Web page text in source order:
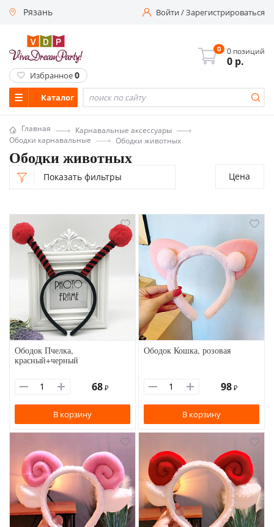
Рязань Войти/Зарегистрироваться
Каталог
0 0 позиций
0 р.
Избранное0
Главная
Карнавальные аксессуары
Ободки карнавальные
Ободки животных
Ободки животных
Показать фильтры Цена
Ободок Пчелка,
красный+черный
68 ₽
В корзину
Ободок Кошка, розовая
98 ₽
В корзину